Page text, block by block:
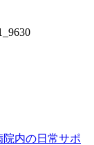
内の日常サポ